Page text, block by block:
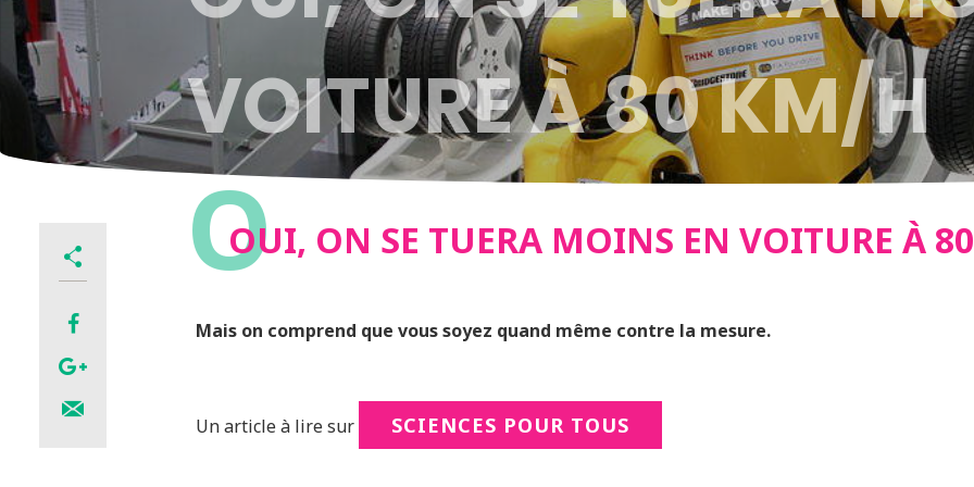
VOITURE À 80 KM/H
OOUI, ON SE TUERA MOINS EN VOITURE À
Mais on comprend que vous soyez quand même contre la mesure.
Un article à lire sur SCIENCES POUR TOUS